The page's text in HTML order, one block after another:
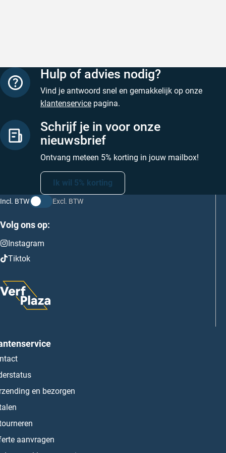
Hulp of advies nodig?
Vind je antwoord snel en gemakkelijk op onze
klantenservice pagina.
Schrijf je in voor onze
nieuwsbrief
Ontvang meteen 5% korting in jouw mailbox!
Ik wil 5% korting
Incl. BTW Excl. BTW
Volg ons op:
Instagram
Tiktok
en bezorgen
aanvragen